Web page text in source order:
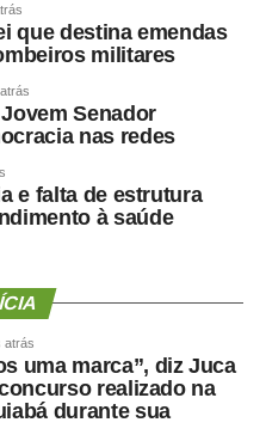
Share
que destina emendas
militares
Senador
nas redes
e falta de estrutura
à saúde
atrás
uma marca”, diz Juca
realizado na
durante sua